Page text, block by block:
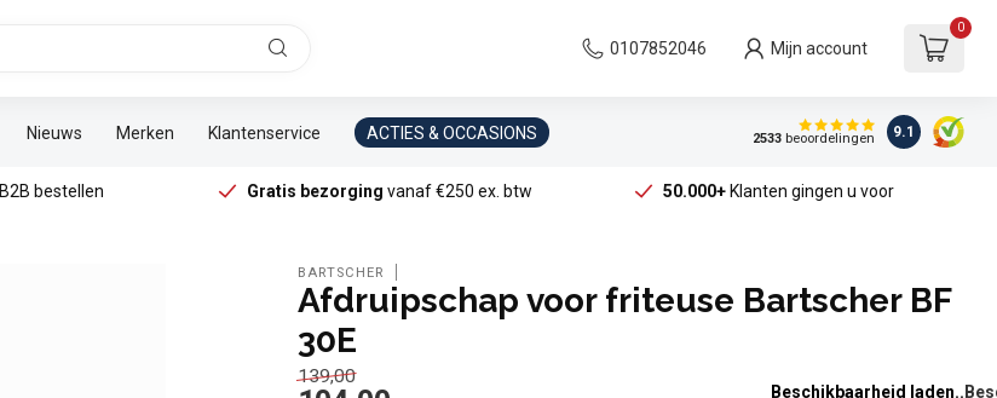
0107852046 Mijn account
0
Nieuws Merken Klantenservice ACTIES & OCCASIONS 2533beoordelingen 9.1
B2B bestellen Gratis bezorging vanaf €250 ex. btw 50.000+Klanten gingen u voor
BARTSCHER
Afdruipschap voor friteuse Bartscher BF
30E
139,00
Beschikbaarheid laden..